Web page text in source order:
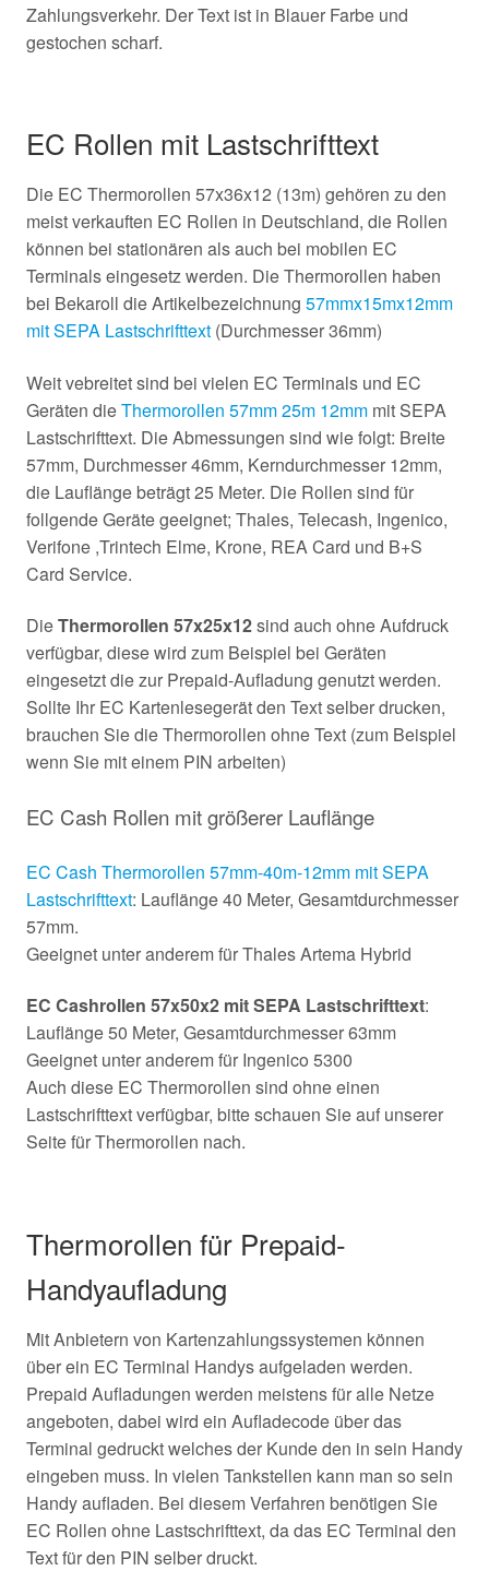
Zahlungsverkehr. Der Text ist in Blauer Farbe und
gestochen scharf.
EC Rollen mit Lastschrifttext
Die EC Thermorollen 57x36x12 (13m) gehören zu den
meist verkauften EC Rollen in Deutschland, die Rollen
können bei stationären als auch bei mobilen EC
Terminals eingesetz werden. Die Thermorollen haben
bei Bekaroll die Artikelbezeichnung 57mmx15mx12mm
mit SEPA Lastschrifttext (Durchmesser 36mm)
Weit vebreitet sind bei vielen EC Terminals und EC
Geräten dieThermorollen 57mm 25m 12mm mit SEPA
Lastschrifttext. Die Abmessungen sind wie folgt: Breite
57mm, Durchmesser 46mm, Kerndurchmesser 12mm,
die Lauflänge beträgt 25 Meter. Die Rollen sind für
follgende Geräte geeignet; Thales, Telecash, Ingenico,
Verifone ,Trintech Elme, Krone, REA Card und B+S
Card Service.
DieThermorollen 57x25x12sind auch ohne Aufdruck
verfügbar, diese wird zum Beispiel bei Geräten
eingesetzt die zur Prepaid-Aufladung genutzt werden.
Sollte Ihr EC Kartenlesegerät den Text selber drucken,
brauchen Sie die Thermorollen ohne Text (zum Beispiel
wenn Sie mit einem PIN arbeiten)
EC Cash Rollen mit größerer Lauflänge
EC Cash Thermorollen 57mm-40m-12mm mit SEPA
Lastschrifttext: Lauflänge 40 Meter, Gesamtdurchmesser
57mm.
Geeignet unter anderem für Thales Artema Hybrid
EC Cashrollen 57x50x2 mit SEPA Lastschrifttext:
Lauflänge 50 Meter, Gesamtdurchmesser 63mm
Geeignet unter anderem für Ingenico 5300
Auch diese EC Thermorollen sind ohne einen
Lastschrifttext verfügbar, bitte schauen Sie auf unserer
Seite für Thermorollen nach.
Thermorollen für Prepaid-
Handyaufladung
Mit Anbietern von Kartenzahlungssystemen können
über ein EC Terminal Handys aufgeladen werden.
Prepaid Aufladungen werden meistens für alle Netze
angeboten, dabei wird ein Aufladecode über das
Terminal gedruckt welches der Kunde den in sein Handy
eingeben muss. In vielen Tankstellen kann man so sein
Handy aufladen. Bei diesem Verfahren benötigen Sie
EC Rollen ohne Lastschrifttext, da das EC Terminal den
Text für den PIN selber druckt.